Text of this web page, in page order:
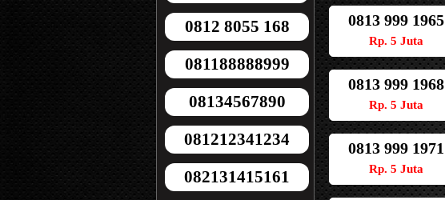
0812 8055 168
081188888999
08134567890
081212341234
082131415161
0813 999 1965
Rp. 5 Juta
0813 999 1968
Rp. 5 Juta
0813 999 1971
Rp. 5 Juta